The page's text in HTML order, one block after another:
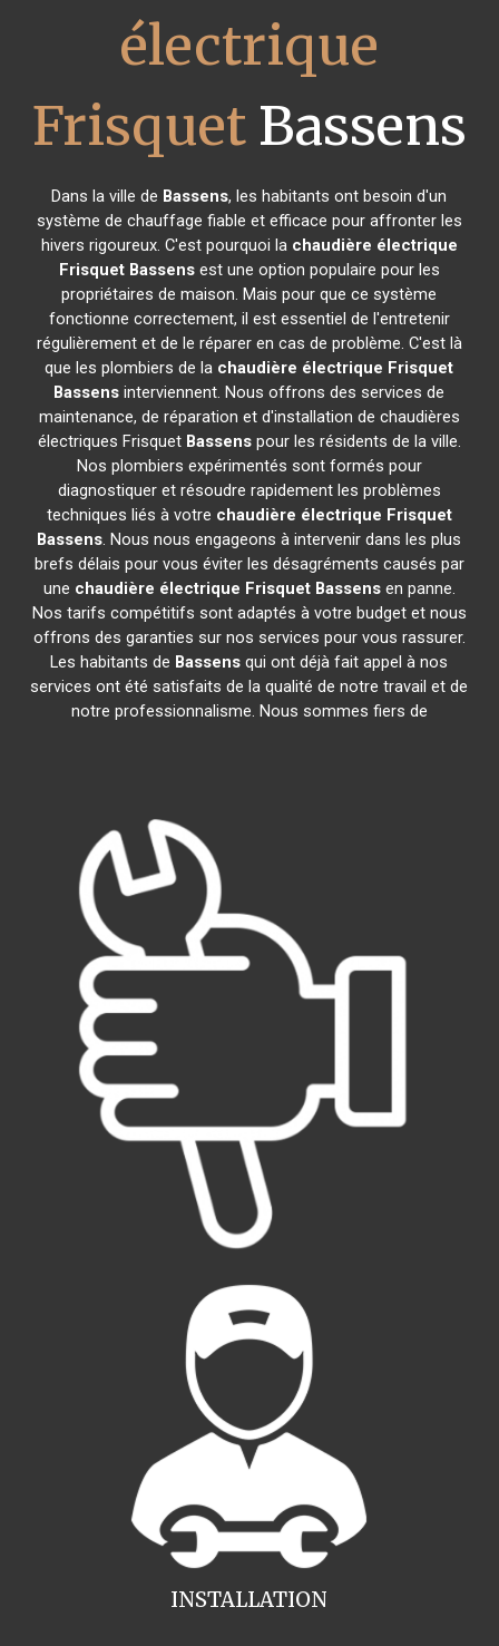
électrique
FrisquetBassens
Dans la ville de Bassens, les habitants ont besoin d'un
système de chauffage fiable et efficace pour affronter les
hivers rigoureux. C'est pourquoi la chaudière électrique
Frisquet Bassensest une option populaire pour les
propriétaires de maison. Mais pour que ce système
fonctionne correctement, il est essentiel de l'entretenir
régulièrement et de le réparer en cas de problème. C'est là
que les plombiers de la chaudière électrique Frisquet
Bassens interviennent. Nous offrons des services de
maintenance, de réparation et d'installation de chaudières
électriques Frisquet Bassenspour les résidents de la ville.
Nos plombiers expérimentés sont formés pour
diagnostiquer et résoudre rapidement les problèmes
techniques liés à votre chaudière électrique Frisquet
Bassens. Nous nous engageons à intervenir dans les plus
brefs délais pour vous éviter les désagréments causés par
une chaudière électrique Frisquet Bassensen panne.
Nos tarifs compétitifs sont adaptés à votre budget et nous
offrons des garanties sur nos services pour vous rassurer.
Les habitants de Bassens qui ont déjà fait appel à nos
services ont été satisfaits de la qualité de notre travail et de
notre professionnalisme. Nous sommes fiers de
INSTALLATION